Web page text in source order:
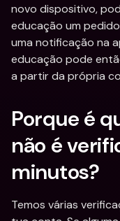
novo dispositivo,
educação um
uma notificação na
educação pode
a partir da própria
Porque é
não é
minutos?
Temos várias